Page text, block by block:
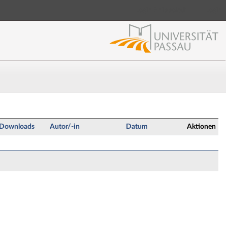
Downloads Autor/-in Datum Aktionen